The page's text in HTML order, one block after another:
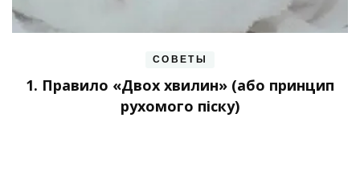
СОВЕТЫ
1. Правило «Двох хвилин» (або принцип
рухомого піску)